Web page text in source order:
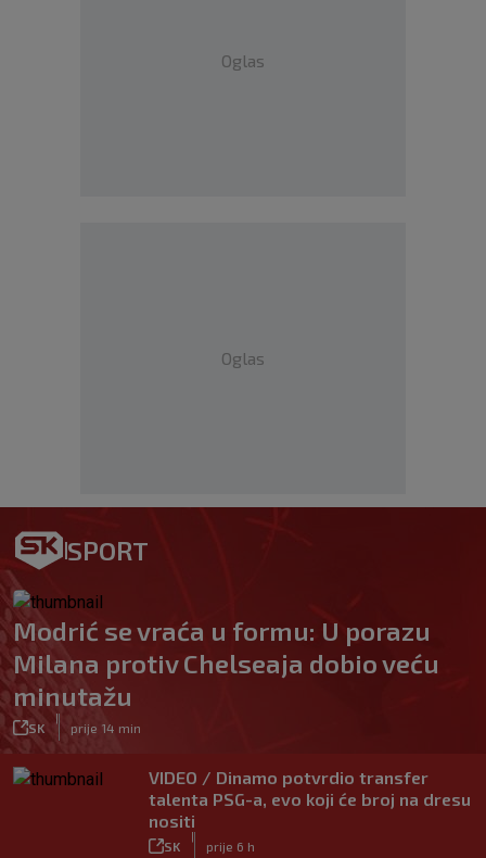
Oglas
Oglas
SPORT
Modrić se vraća u formu: U porazu
Milana protiv Chelseaja dobio veću
minutažu
SK prije 14 min
VIDEO / Dinamo potvrdio transfer
talenta PSG-a, evo koji će broj na dresu
nositi
SK prije 6 h